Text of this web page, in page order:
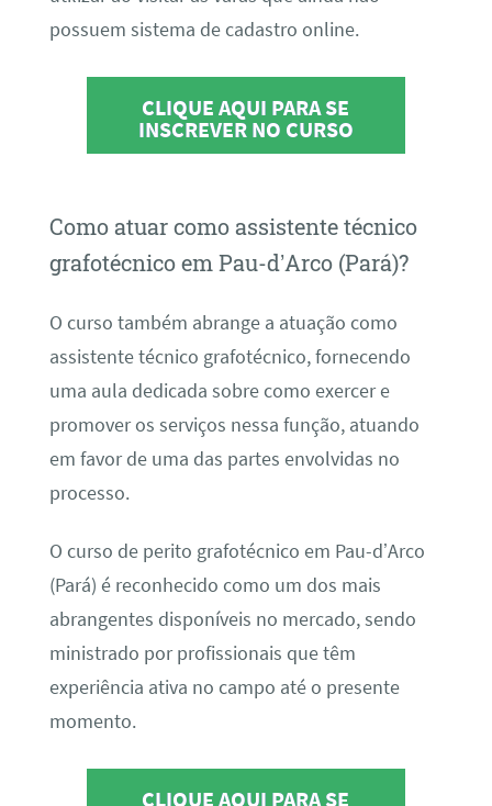
possuem sistema de cadastro online.
CLIQUE AQUI PARA SE
INSCREVER NO CURSO
Como atuar como assistente técnico
grafotécnico em Pau-d’Arco (Pará)?
O curso também abrange a atuação como
assistente técnico grafotécnico, fornecendo
uma aula dedicada sobre como exercer e
promover os serviços nessa função, atuando
em favor de uma das partes envolvidas no
processo.
O curso de perito grafotécnico em Pau-d’Arco
(Pará) é reconhecido como um dos mais
abrangentes disponíveis no mercado, sendo
ministrado por profissionais que têm
experiência ativa no campo até o presente
momento.
CLIQUE AQUI PARA SE